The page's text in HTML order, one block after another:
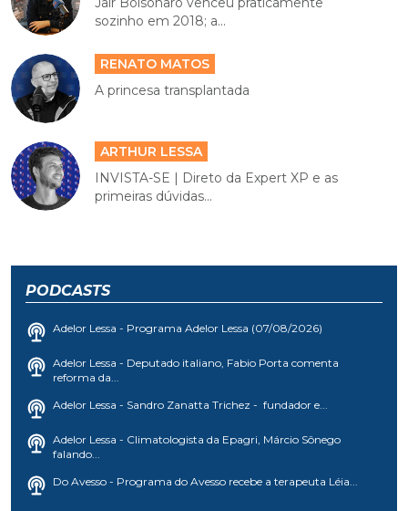
RENATO MATOS
ARTHUR LESSA
primeiras dúvidas...
reforma da...
Adelor Lessa - Climatologista da Epagri, Márcio Sônego
falando...